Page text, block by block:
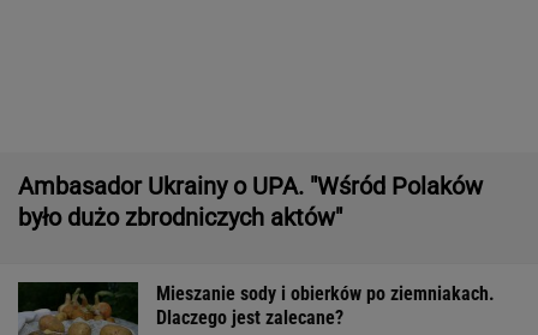
Iga miała zostać lekarką.
Ugryzienie zmieniło wszystko